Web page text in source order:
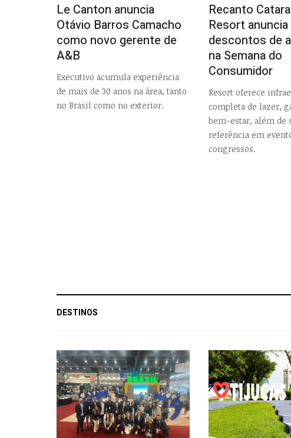
Le Canton anuncia
Otávio Barros Camacho
como novo gerente de
A&B
Executivo acumula experiência
de mais de 30 anos na área, tanto
no Brasil como no exterior.
Recanto
Resort anuncia
descontos de
na Semana do
Consumidor
Resort oferece
completa de lazer,
bem-estar, além de
referência em
congressos.
DESTINOS